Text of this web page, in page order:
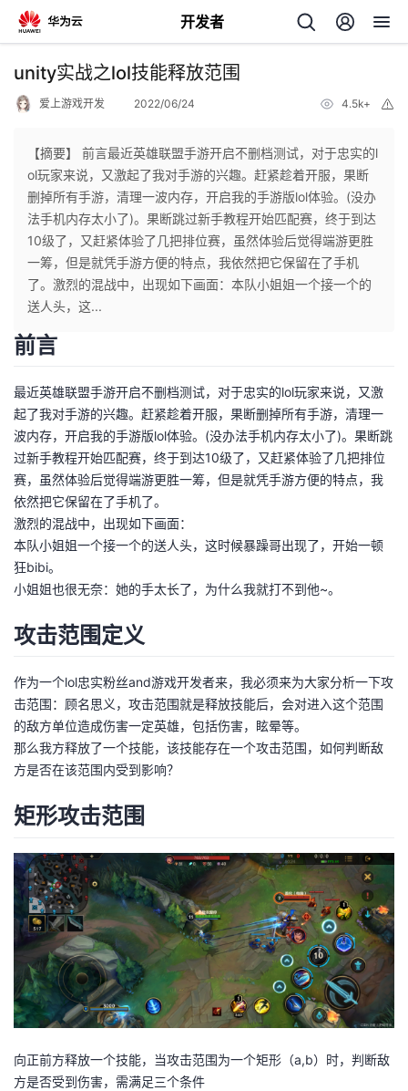
开发者
返
个
人
主
页
我
的
开
发
者
我
的
博
我
的
我
子
直
播
的
活
我
的
我
发
者
学
堂
我
Programs
的
支
持
我
的
我
unity实战之lol技能释放范围
爱上游戏开发 2022/06/24 4.5k+
【摘要】 前言最近英雄联盟手游开启不删档测试，对于忠实的l
ol玩家来说，又激起了我对手游的兴趣。赶紧趁着开服，果断
删掉所有手游，清理一波内存，开启我的手游版lol体验。(没办
法手机内存太小了)。果断跳过新手教程开始匹配赛，终于到达
10级了，又赶紧体验了几把排位赛，虽然体验后觉得端游更胜
一筹，但是就凭手游方便的特点，我依然把它保留在了手机
了。激烈的混战中，出现如下画面：本队小姐姐一个接一个的
送人头，这...
前言
最近英雄联盟手游开启不删档测试，对于忠实的lol玩家来说，又激
起了我对手游的兴趣。赶紧趁着开服，果断删掉所有手游，清理一
波内存，开启我的手游版lol体验。(没办法手机内存太小了)。果断跳
过新手教程开始匹配赛，终于到达10级了，又赶紧体验了几把排位
赛，虽然体验后觉得端游更胜一筹，但是就凭手游方便的特点，我
依然把它保留在了手机了。
激烈的混战中，出现如下画面：
本队小姐姐一个接一个的送人头，这时候暴躁哥出现了，开始一顿
狂bibi。
小姐姐也很无奈：她的手太长了，为什么我就打不到他~。
攻击范围定义
作为一个lol忠实粉丝and游戏开发者来，我必须来为大家分析一下攻
击范围：顾名思义，攻击范围就是释放技能后，会对进入这个范围
的敌方单位造成伤害一定英雄，包括伤害，眩晕等。
那么我方释放了一个技能，该技能存在一个攻击范围，如何判断敌
方是否在该范围内受到影响？
矩形攻击范围
向正前方释放一个技能，当攻击范围为一个矩形（a,b）时，判断敌
方是否受到伤害，需满足三个条件